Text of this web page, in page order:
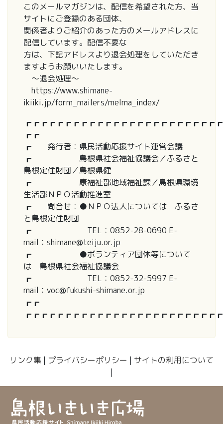
このメールマガジンは、配信を希望された方、当
サイトにご登録のある団体、
関係者よりご紹介のあった方のメールアドレスに
配信しています。配信不要な
方は、下記アドレスより退会処理をしていただき
ますようお願いいたします。
～退会処理～
https://www.shimane-
ikiiki.jp/form_mailers/melma_index/
┏┏
┏ 発行者：県民活動応援サイト運営会議
┏ 島根県社会福祉協議会／ふるさと
島根定住財団／島根県健
┏ 康福祉部地域福祉課／島根県環境
生活部ＮＰＯ活動推進室
┏ 問合せ：●ＮＰＯ法人については ふるさ
と島根定住財団
┏ TEL：0852-28-0690 E-
mail：shimane@teiju.or.jp
┏ ●ボランティア団体等について
は 島根県社会福祉協議会
┏ TEL：0852-32-5997 E-
mail：voc@fukushi-shimane.or.jp
┏┏
リンク集 | プライバシーポリシー | サイトの利用について
|